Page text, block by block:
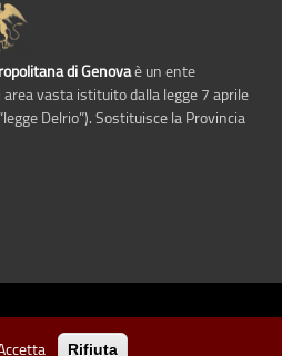
di Genovaè un ente
vasta istituito dalla legge 7 aprile
Delrio”). Sostituisce la Provincia
Rifiuta